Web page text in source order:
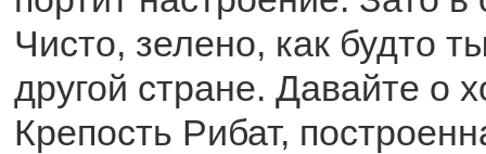
Чисто, зелено, как будто
другой стране. Давайте о
Крепость Рибат,